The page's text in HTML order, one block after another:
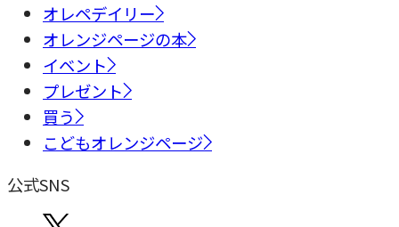
オレペデイリー
オレンジページの本
イベント
プレゼント
買う
こどもオレンジページ
公式SNS